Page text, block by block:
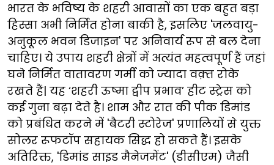
भारत के भविष्य के शहरी आवासों का एक बहुत बड़ा
हिस्सा अभी निर्मित होना बाकी है, इसलिए 'जलवायु-
अनुकूल भवन डिजाइन' पर अनिवार्य रूप से बल देना
चाहिए। ये उपाय शहरी क्षेत्रों में अत्यंत महत्वपूर्ण हैं जहां
घने निर्मित वातावरण गर्मी को ज्यादा वक़्त रोके
रखते हैं| यह ‘शहरी ऊष्मा द्वीप प्रभाव’ हीट स्ट्रेस को
कई गुना बढ़ा देते है। शाम और रात की पीक डिमांड
को प्रबंधित करने में 'बैटरी स्टोरेज' प्रणालियों से युक्त
सोलर रूफटॉप सहायक सिद्ध हो सकते हैं। इसके
अतिरिक्त, 'डिमांड साइड मैनेजमेंट' (डीसीएम) जैसी